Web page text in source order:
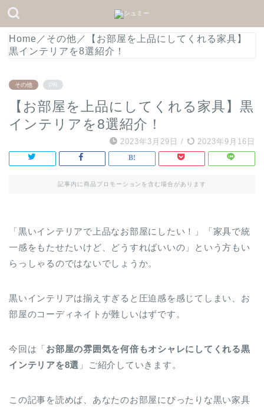
Home ／ その他 ／
【お部屋を上品にしてくれる家具】
黒インテリアを8選紹介！
その他 PR
【お部屋を上品にしてくれる家具】黒
インテリアを8選紹介！
2023年3月29日 / 2023年9月16日
記事内に商品プロモーションを含む場合があります
「黒いインテリアで上品なお部屋にしたい！」「家具で統
一感をもたせたいけど、どうすればいいの」という方もい
らっしゃるのではないでしょうか。
黒いインテリアは揃えすぎると圧迫感を感じてしまい、お
部屋のコーディネイトが難しいはずです。
今回は「お部屋の雰囲気を何倍もオシャレにしてくれる黒
インテリアを8選 」ご紹介していきます。
この記事を読めば、あなたのお部屋にぴったりな黒い家具